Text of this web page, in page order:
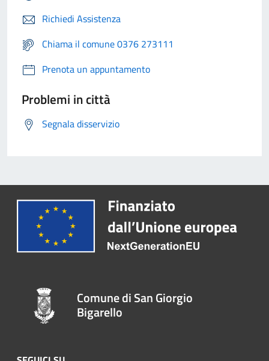
Richiedi Assistenza
Chiama il comune 0376 273111
Prenota un appuntamento
Problemi in città
Segnala disservizio
Comune di San Giorgio
Bigarello